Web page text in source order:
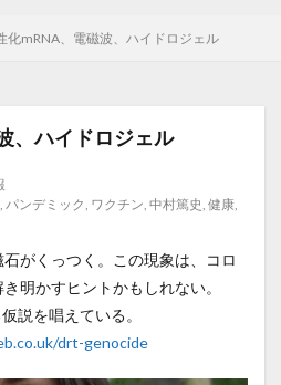
化mRNA、電磁波、ハイドロジェル
、ハイドロジェル
, パンデミック, ワクチン, 中村篤史, 健康,
がくっつく。この現象は、コロ
明かすヒントかもしれない。
説を唱えている。
drt-genocide